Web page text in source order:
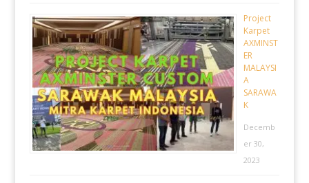
Project
Karpet
AXMINST
ER
MALAYSI
A
SARAWA
K
Decemb
er 30,
2023